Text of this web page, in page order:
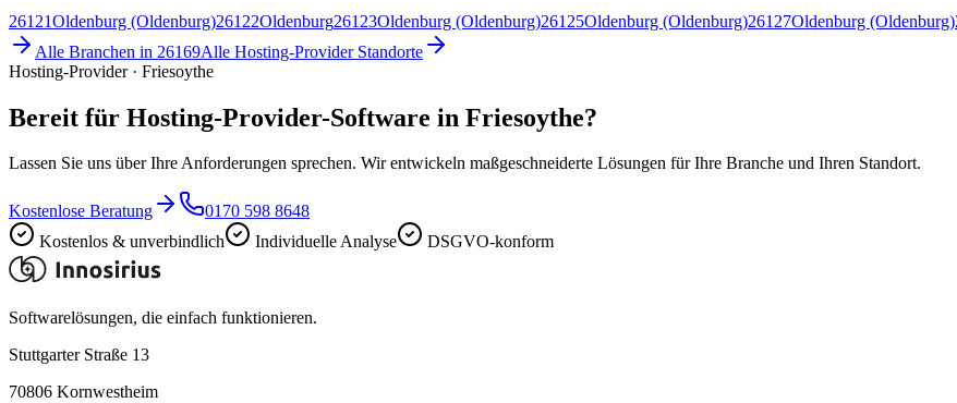
26121Oldenburg (Oldenburg)26122Oldenburg26123Oldenburg (Oldenburg)26125Oldenburg (Oldenburg)26127Oldenburg (Oldenburg)
Alle Branchen in 26169Alle Hosting-ProviderStandorte
Hosting-Provider · Friesoythe
Bereit für Hosting-Provider-Software in Friesoythe?
Lassen Sie uns über Ihre Anforderungen sprechen. Wir entwickeln maßgeschneiderte Lösungen für Ihre Branche und Ihren Standort.
Kostenlose Beratung
0170 598 8648
Kostenlos & unverbindlich
Individuelle Analyse DSGVO-konform
Softwarelösungen, die einfach funktionieren.
Stuttgarter Straße 13
70806 Kornwestheim